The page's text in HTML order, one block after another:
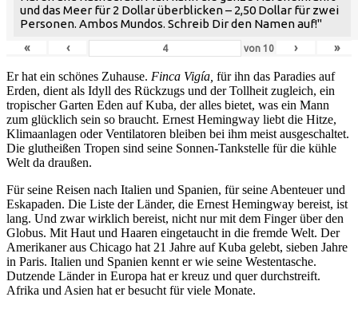
und das Meer für 2 Dollar überblicken – 2,50 Dollar für zwei
Personen. Ambos Mundos. Schreib Dir den Namen auf!"
«
‹ von10 › »
Er hat ein schönes Zuhause. Finca Vigía, für ihn das Paradies auf
Erden, dient als Idyll des Rückzugs und der Tollheit zugleich, ein
tropischer Garten Eden auf Kuba, der alles bietet, was ein Mann
zum glücklich sein so braucht. Ernest Hemingway liebt die Hitze,
Klimaanlagen oder Ventilatoren bleiben bei ihm meist ausgeschaltet.
Die glutheißen Tropen sind seine Sonnen-Tankstelle für die kühle
Welt da draußen.
Für seine Reisen nach Italien und Spanien, für seine Abenteuer und
Eskapaden. Die Liste der Länder, die Ernest Hemingway bereist, ist
lang. Und zwar wirklich bereist, nicht nur mit dem Finger über den
Globus. Mit Haut und Haaren eingetaucht in die fremde Welt. Der
Amerikaner aus Chicago hat 21 Jahre auf Kuba gelebt, sieben Jahre
in Paris. Italien und Spanien kennt er wie seine Westentasche.
Dutzende Länder in Europa hat er kreuz und quer durchstreift.
Afrika und Asien hat er besucht für viele Monate.